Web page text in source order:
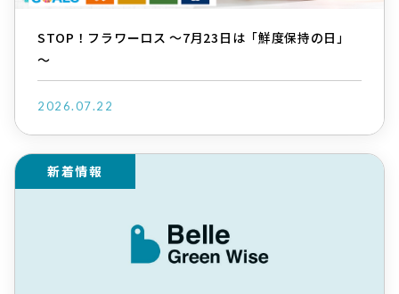
STOP！フラワーロス ～7月23日は「鮮度保持の日」
～
2026.07.22
新着情報